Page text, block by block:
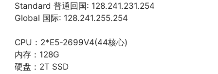
Standard 普通回国: 128.241.231.254
Global 国际: 128.241.255.254
CPU：2*E5-2699V4(44核心)
内存：128G
硬盘：2T SSD